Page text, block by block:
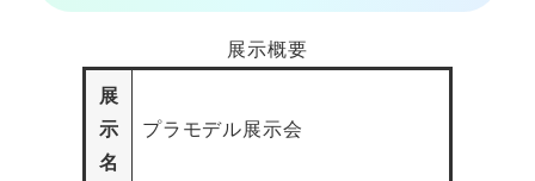
展示概要
展
示
名
プラモデル展示会